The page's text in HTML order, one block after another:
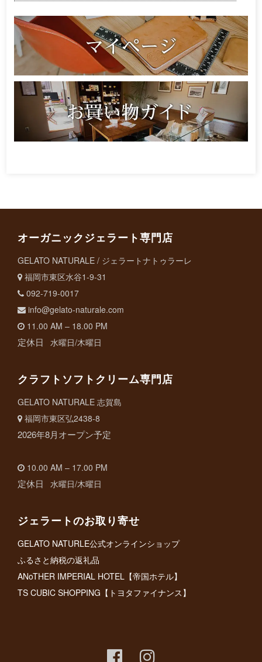
オーガニックジェラート専門店
GELATO NATURALE / ジェラートナトゥラーレ
福岡市東区水谷1-9-31
092-719-0017
info@gelato-naturale.com
11.00 AM – 18.00 PM
定休日 水曜日/木曜日
クラフトソフトクリーム専門店
GELATO NATURALE 志賀島
福岡市東区弘2438-8
2026年8月オープン予定
10.00 AM – 17.00 PM
定休日 水曜日/木曜日
ジェラートのお取り寄せ
GELATO NATURLE公式オンラインショップ
ふるさと納税の返礼品
ANoTHER IMPERIAL HOTEL【帝国ホテル】
TS CUBIC SHOPPING【トヨタファイナンス】